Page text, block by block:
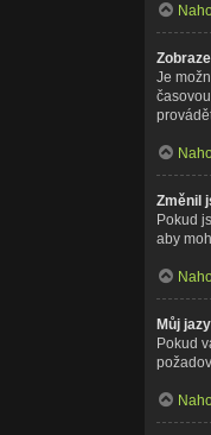
Je
Změnil
Pokud
aby
Můj
Pokud